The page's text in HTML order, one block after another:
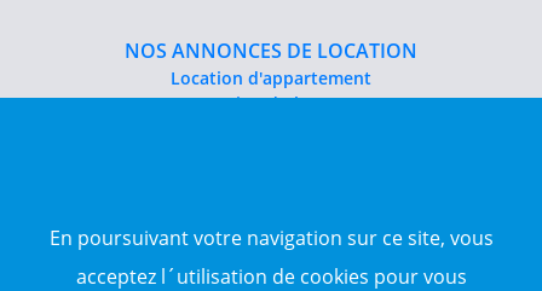
En poursuivant votre navigation sur ce site, vous
acceptez l´utilisation de cookies pour vous
NOS ANNONCES DE LOCATION
Location d'appartement
Location du bureau
Vente d'appartement
Vente entrepôt